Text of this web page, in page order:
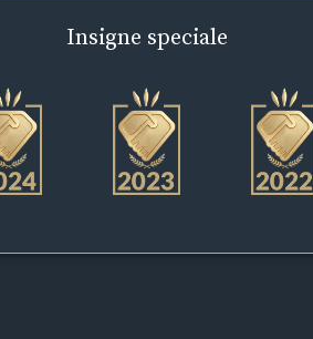
Insigne speciale